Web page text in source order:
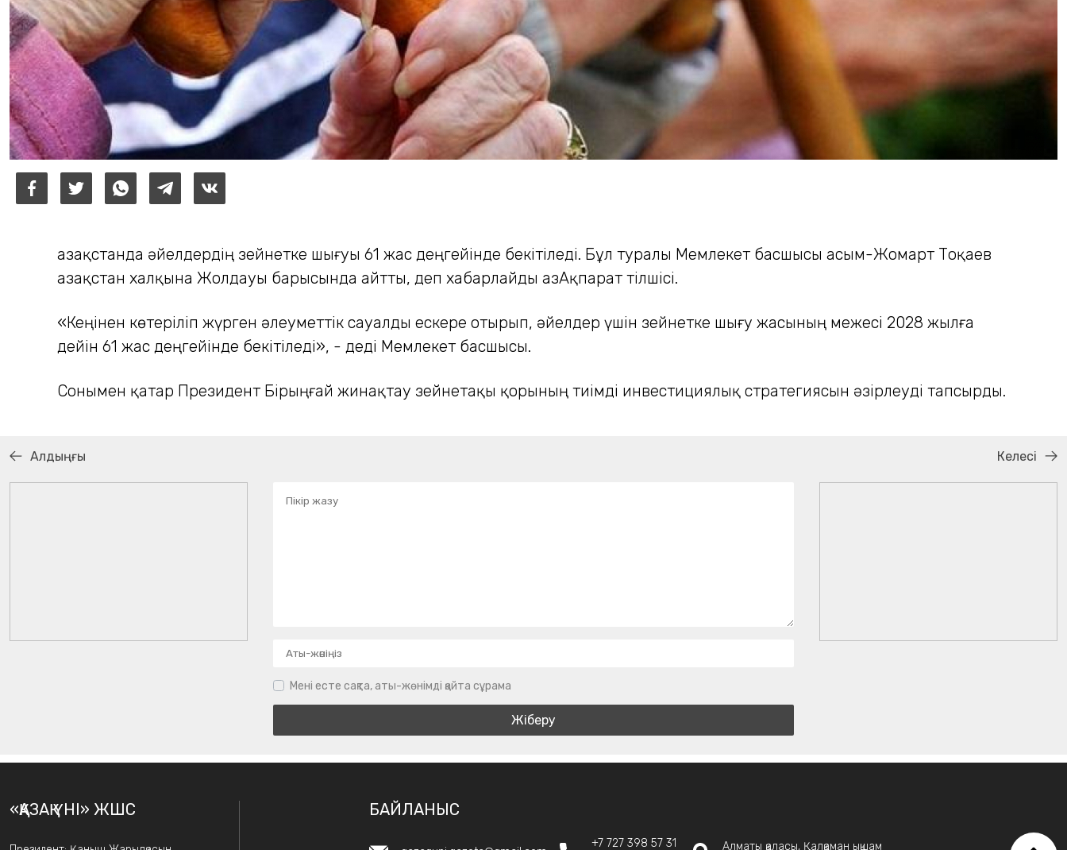
Қазақстанда әйелдердің зейнетке шығуы 61 жас деңгейінде бекітіледі. Бұл туралы Мемлекет басшысы Қасым-Жомарт Тоқаев
Қазақстан халқына Жолдауы барысында айтты, деп хабарлайды ҚазАқпарат тілшісі.
«Кеңінен көтеріліп жүрген әлеуметтік сауалды ескере отырып, әйелдер үшін зейнетке шығу жасының межесі 2028 жылға
дейін 61 жас деңгейінде бекітіледі», - деді Мемлекет басшысы.
Сонымен қатар Президент Бірыңғай жинақтау зейнетақы қорының тиімді инвестициялық стратегиясын әзірлеуді тапсырды.
Алдыңғы Келесі
Мені есте сақта, аты-жөнімді қайта сұрама
«ҚАЗАҚ ҮНІ» ЖШС БАЙЛАНЫС
+7 727 398 57 31 Алматы қаласы, Қалқаман ықшам